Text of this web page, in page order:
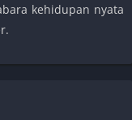
kehidupan nyata